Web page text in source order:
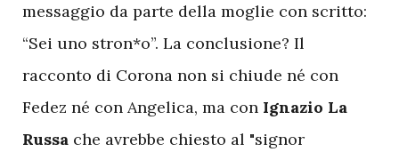
messaggio da parte della moglie con scritto:
“Sei uno stron*o”. La conclusione? Il
racconto di Corona non si chiude né con
Fedez né con Angelica, ma con Ignazio La
Russa che avrebbe chiesto al "signor